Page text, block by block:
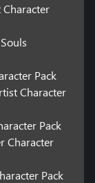
Pack
Character
Pack
Character
Pack